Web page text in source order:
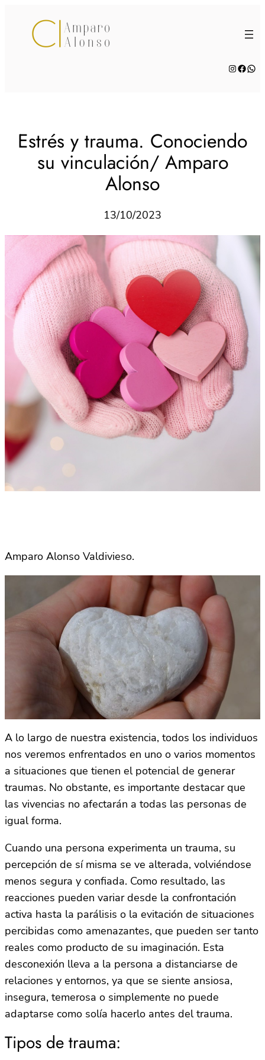
contenido
Estrés y trauma. Conociendo
su vinculación/ Amparo
Alonso
13/10/2023
Amparo Alonso Valdivieso.
A lo largo de nuestra existencia, todos los individuos
nos veremos enfrentados en uno o varios momentos
a situaciones que tienen el potencial de generar
traumas. No obstante, es importante destacar que
las vivencias no afectarán a todas las personas de
igual forma.
Cuando una persona experimenta un trauma, su
percepción de sí misma se ve alterada, volviéndose
menos segura y confiada. Como resultado, las
reacciones pueden variar desde la confrontación
activa hasta la parálisis o la evitación de situaciones
percibidas como amenazantes, que pueden ser tanto
reales como producto de su imaginación. Esta
desconexión lleva a la persona a distanciarse de
relaciones y entornos, ya que se siente ansiosa,
insegura, temerosa o simplemente no puede
adaptarse como solía hacerlo antes del trauma.
Tipos de trauma: